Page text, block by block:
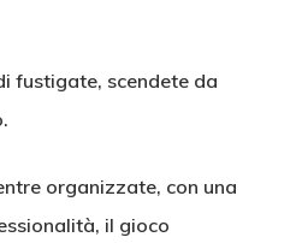
fustigate, scendete da
organizzate, con una
il gioco